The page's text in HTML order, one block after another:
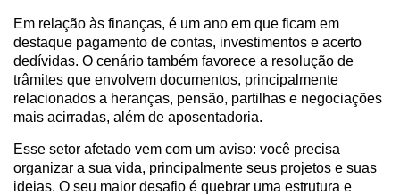
Em relação às finanças, é um ano em que ficam em
destaque pagamento de contas, investimentos e acerto
dedívidas. O cenário também favorece a resolução de
trâmites que envolvem documentos, principalmente
relacionados a heranças, pensão, partilhas e negociações
mais acirradas, além de aposentadoria.
Esse setor afetado vem com um aviso: você precisa
organizar a sua vida, principalmente seus projetos e suas
ideias. O seu maior desafio é quebrar uma estrutura e